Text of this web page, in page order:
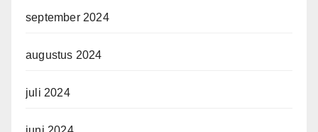
september 2024
augustus 2024
juli 2024